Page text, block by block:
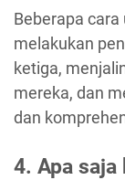
Beberapa
melakukan
ketiga,
mereka, dan
dan
4. Apa